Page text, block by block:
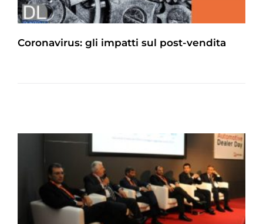
Coronavirus: gli impatti sul post-vendita